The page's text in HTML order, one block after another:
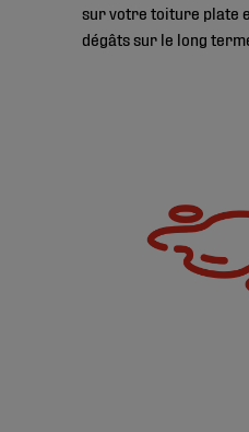
sur votre toiture plate
dégâts sur le long